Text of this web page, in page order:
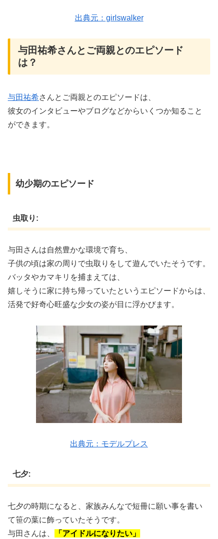
出典元：girlswalker
与田祐希さんとご両親とのエピソード
は？
与田祐希さんとご両親とのエピソードは、
彼女のインタビューやブログなどからいくつか知ること
ができます。
幼少期のエピソード
虫取り:
与田さんは自然豊かな環境で育ち、
子供の頃は家の周りで虫取りをして遊んでいたそうです。
バッタやカマキリを捕まえては、
嬉しそうに家に持ち帰っていたというエピソードからは、
活発で好奇心旺盛な少女の姿が目に浮かびます。
出典元：モデルプレス
七夕:
七夕の時期になると、家族みんなで短冊に願い事を書い
て笹の葉に飾っていたそうです。
与田さんは、
「アイドルになりたい」